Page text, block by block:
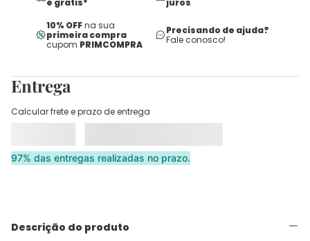
10% OFFna sua
primeira compra
cupom PRIMCOMPRA
Precisando de ajuda?
Fale conosco!
Entrega
Calcular frete e prazo de entrega
97% das entregas realizadas no prazo.
Descrição do produto